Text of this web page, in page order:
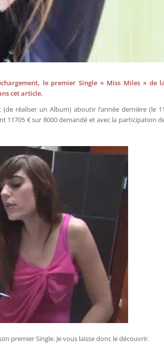
le premier Single « Miss Miles » de
cet article.
réaliser un Album) aboutir l’année dernière (le
11705 € sur 8000 demandé et avec la participation
premier Single. Je vous laisse donc le découvrir.